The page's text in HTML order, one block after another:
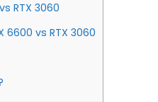
RTX 3060
6600 vs RTX 3060